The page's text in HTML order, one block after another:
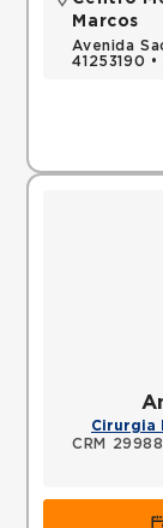
Marcos
Avenida
41253190 •
Cirurgia
CRM